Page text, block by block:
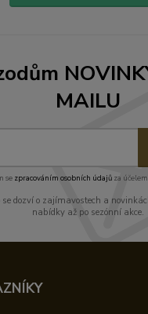
MAILU
se zpracováním osobních údajůza
dozví o zajímavostech a
nabídky až po sezónní akce.